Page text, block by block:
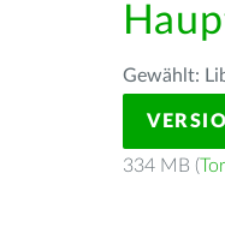
Gewählt:
334 MB (